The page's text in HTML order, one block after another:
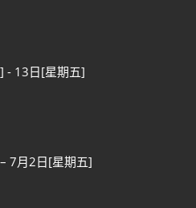
- 13日[星期五]
7月2日[星期五]